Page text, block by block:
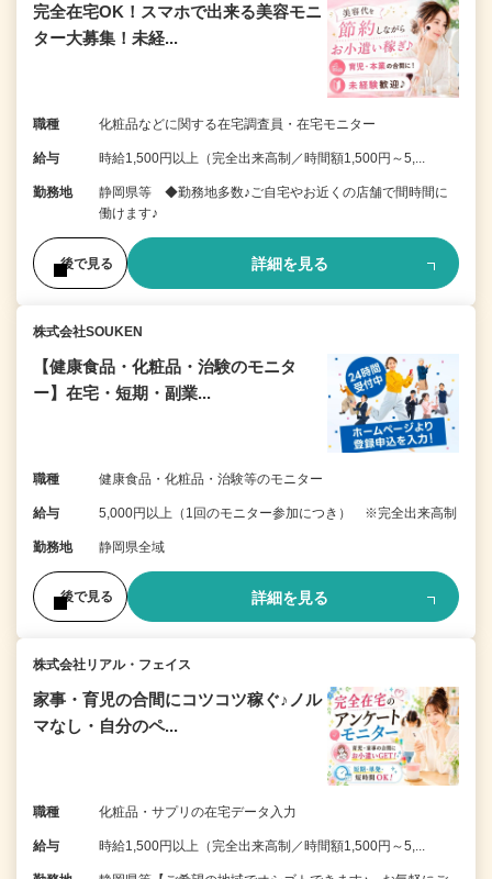
完全在宅OK！スマホで出来る美容モニ
ター大募集！未経...
職種 化粧品などに関する在宅調査員・在宅モニター
給与 時給1,500円以上（完全出来高制／時間額1,500円～5,...
勤務地
静岡県等 ◆勤務地多数♪ご自宅やお近くの店舗で間時間に
働けます♪
後で見る 詳細を見る
株式会社SOUKEN
【健康食品・化粧品・治験のモニタ
ー】在宅・短期・副業...
職種 健康食品・化粧品・治験等のモニター
給与 5,000円以上（1回のモニター参加につき） ※完全出来高制
勤務地 静岡県全域
後で見る 詳細を見る
株式会社リアル・フェイス
家事・育児の合間にコツコツ稼ぐ♪ノル
マなし・自分のペ...
職種 化粧品・サプリの在宅データ入力
給与 時給1,500円以上（完全出来高制／時間額1,500円～5,...